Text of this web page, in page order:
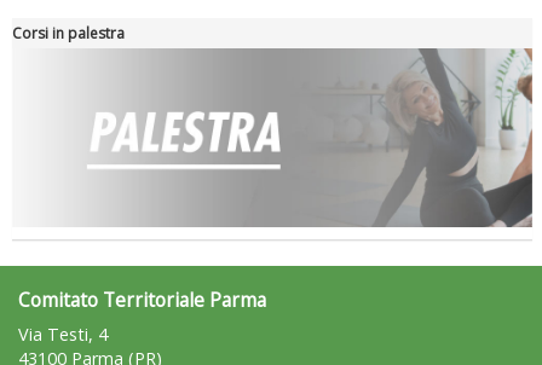
Corsi in palestra
Comitato Territoriale Parma
Via Testi, 4
43100 Parma (PR)